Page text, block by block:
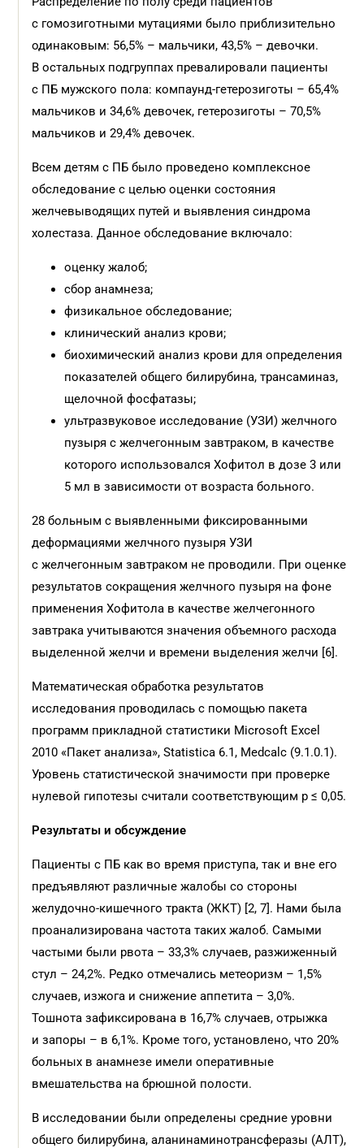
с гомозиготными мутациями было приблизительно
одинаковым: 56,5% – мальчики, 43,5% – девочки.
В остальных подгруппах превалировали пациенты
с ПБ мужского пола: компаунд-гетерозиготы – 65,4%
мальчиков и 34,6% девочек, гетерозиготы – 70,5%
мальчиков и 29,4% девочек.
Всем детям с ПБ было проведено комплексное
обследование с целью оценки состояния
желчевыводящих путей и выявления синдрома
холестаза. Данное обследование включало:
оценку жалоб;
сбор анамнеза;
физикальное обследование;
клинический анализ крови;
биохимический анализ крови для определения
показателей общего билирубина, трансаминаз,
щелочной фосфатазы;
ультразвуковое исследование (УЗИ) желчного
пузыря с желчегонным завтраком, в качестве
которого использовался Хофитол в дозе 3 или
5 мл в зависимости от возраста больного.
28 больным с выявленными фиксированными
деформациями желчного пузыря УЗИ
с желчегонным завтраком не проводили. При оценке
результатов сокращения желчного пузыря на фоне
применения Хофитола в качестве желчегонного
завтрака учитываются значения объемного расхода
выделенной желчи и времени выделения желчи [6].
Математическая обработка результатов
исследования проводилась с помощью пакета
программ прикладной статистики Мicrosoft Excel
2010 «Пакет анализа», Statistica 6.1, Medcalc (9.1.0.1).
Уровень статистической значимости при проверке
нулевой гипотезы считали соответствующим p ≤ 0,05.
Результаты и обсуждение
Пациенты с ПБ как во время приступа, так и вне его
предъявляют различные жалобы со стороны
желудочно-кишечного тракта (ЖКТ) [2, 7]. Нами была
проанализирована частота таких жалоб. Самыми
частыми были рвота – 33,3% случаев, разжиженный
стул – 24,2%. Редко отмечались метеоризм – 1,5%
случаев, изжога и снижение аппетита – 3,0%.
Тошнота зафиксирована в 16,7% случаев, отрыжка
и запоры – в 6,1%. Кроме того, установлено, что 20%
больных в анамнезе имели оперативные
вмешательства на брюшной полости.
В исследовании были определены средние уровни
общего билирубина, аланинаминотрансферазы (АЛТ),